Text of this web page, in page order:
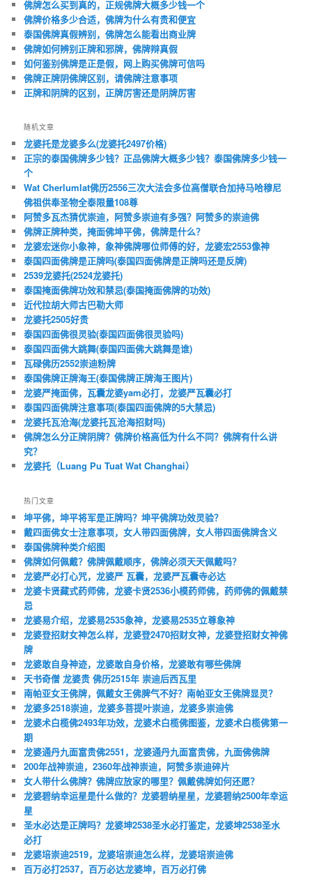
佛牌怎么买到真的，正规佛牌大概多少钱一个
佛牌价格多少合适，佛牌为什么有贵和便宜
泰国佛牌真假辨别，佛牌怎么能看出商业牌
佛牌如何辨别正牌和邪牌，佛牌辩真假
如何鉴别佛牌是正是假，网上购买佛牌可信吗
佛牌正牌阴佛牌区别，请佛牌注意事项
正牌和阴牌的区别，正牌厉害还是阴牌厉害
随机文章
龙婆托是龙婆多么(龙婆托2497价格)
正宗的泰国佛牌多少钱？正品佛牌大概多少钱？泰国佛牌多少钱一
个
Wat Cherlumlat佛历2556三次大法会多位高僧联合加持马哈穆尼
佛祖供奉圣物全泰限量108尊
阿赞多瓦杰猜优崇迪，阿赞多崇迪有多强？阿赞多的崇迪佛
佛牌正牌种类，掩面佛坤平佛，佛牌是什么？
龙婆宏迷你小象神，象神佛牌哪位师傅的好，龙婆宏2553像神
泰国四面佛牌是正牌吗(泰国四面佛牌是正牌吗还是反牌)
2539龙婆托(2524龙婆托)
泰国掩面佛牌功效和禁忌(泰国掩面佛牌的功效)
近代拉胡大师古巴勒大师
龙婆托2505好贵
泰国四面佛很灵验(泰国四面佛很灵验吗)
泰国四面佛大跳舞(泰国四面佛大跳舞是谁)
瓦碌佛历2552崇迪粉牌
泰国佛牌正牌海王(泰国佛牌正牌海王图片)
龙婆严掩面佛，瓦囊龙婆yam必打，龙婆严瓦囊必打
泰国四面佛牌注意事项(泰国四面佛牌的5大禁忌)
龙婆托瓦沧海(龙婆托瓦沧海招财吗)
佛牌怎么分正牌阴牌？佛牌价格高低为什么不同？佛牌有什么讲
究？
龙婆托（Luang Pu Tuat Wat Changhai）
热门文章
坤平佛，坤平将军是正牌吗？坤平佛牌功效灵验？
戴四面佛女士注意事项，女人带四面佛牌，女人带四面佛牌含义
泰国佛牌种类介绍图
佛牌如何佩戴？佛牌佩戴顺序，佛牌必须天天佩戴吗？
龙婆严必打心咒，龙婆严 瓦囊，龙婆严瓦囊寺必达
龙婆卡贤藏式药师佛，龙婆卡贤2536小模药师佛，药师佛的佩戴禁
忌
龙婆易介绍，龙婆易2535象神，龙婆易2535立尊象神
龙婆登招财女神怎么样，龙婆登2470招财女神，龙婆登招财女神佛
牌
龙婆敢自身神迹，龙婆敢自身价格，龙婆敢有哪些佛牌
天书奇僧 龙婆贵 佛历2515年 崇迪后西瓦里
南帕亚女王佛牌，佩戴女王佛脾气不好？南帕亚女王佛牌显灵？
龙婆多2518崇迪，龙婆多菩提叶崇迪，龙婆多崇迪佛
龙婆术白榄佛2493年功效，龙婆术白榄佛图鉴，龙婆术白榄佛第一
期
龙婆通丹九面富贵佛2551，龙婆通丹九面富贵佛，九面佛佛牌
200年战神崇迪，2360年战神崇迪，阿赞多崇迪碎片
女人带什么佛牌？佛牌应放家的哪里？佩戴佛牌如何还愿？
龙婆碧纳幸运星是什么做的？龙婆碧纳星星，龙婆碧纳2500年幸运
星
圣水必达是正牌吗？龙婆坤2538圣水必打鉴定，龙婆坤2538圣水
必打
龙婆培崇迪2519，龙婆培崇迪怎么样，龙婆培崇迪佛
百万必打2537，百万必达龙婆坤，百万必打佛